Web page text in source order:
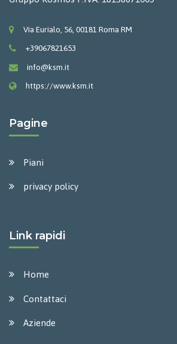
Via Eurialo, 56, 00181 Roma RM
+39067821653
info@ksm.it
https://www.ksm.it
Pagine
Piani
privacy policy
Link rapidi
Home
Contattaci
Aziende